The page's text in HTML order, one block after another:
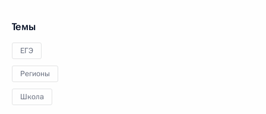
Темы
ЕГЭ
Регионы
Школа